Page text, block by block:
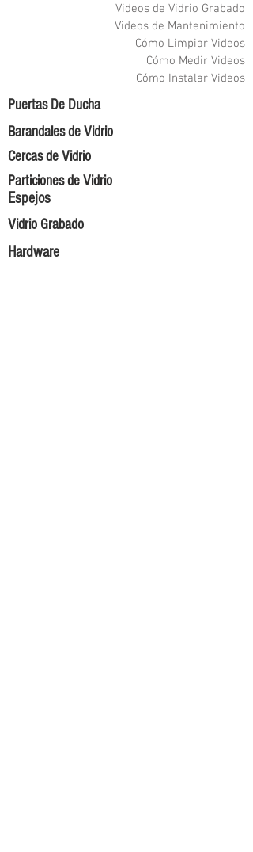
Videos de Vidrio Grabado
Videos de Mantenimiento
Cómo Limpiar Videos
Cómo Medir Videos
Cómo Instalar Videos
Puertas De Ducha
Barandales de Vidrio
Cercas de Vidrio
Particiones de Vidrio
Espejos
Vidrio Grabado
Hardware